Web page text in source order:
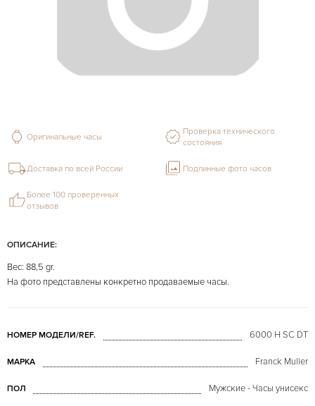
ОПИСАНИЕ:
Вес: 88,5 gr.
На фото представлены конкретно продаваемые часы.
НОМЕР МОДЕЛИ/REF. 6000 H SC DT
МАРКА Franck Muller
ПОЛ Мужские - Часы унисекс
Оригинальные часы
Проверка технического
состояния
Доставка по всей России Подлинные фото часов
Более 100 проверенных
отзывов